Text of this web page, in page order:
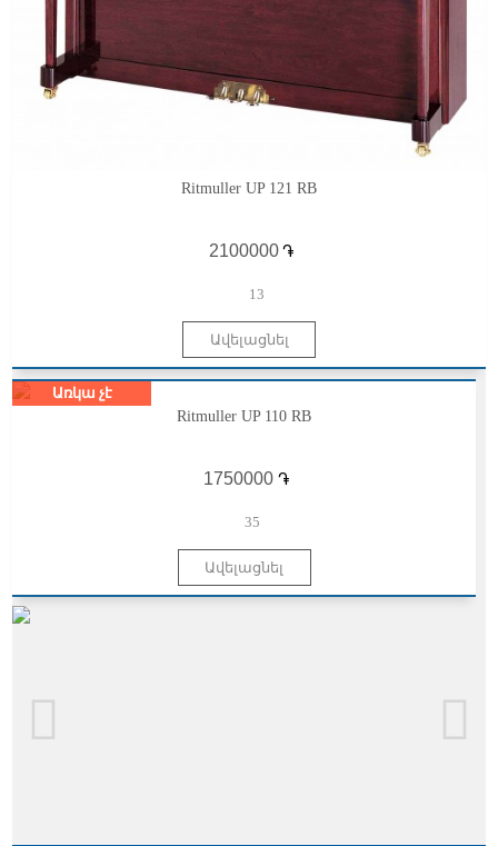
Ritmuller UP 121 RB
֏
13
Առկա չէ
Ritmuller UP 110 RB
֏
35